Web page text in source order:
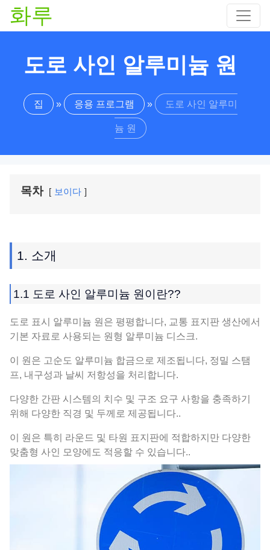
화루
도로 사인 알루미늄 원
집 » 응용 프로그램 » 도로 사인 알루미
늄 원
목차 보이다
1. 소개
1.1 도로 사인 알루미늄 원이란??
도로 표시 알루미늄 원은 평평합니다, 교통 표지판 생산에서
기본 자료로 사용되는 원형 알루미늄 디스크.
이 원은 고순도 알루미늄 합금으로 제조됩니다, 정밀 스탬
프, 내구성과 날씨 저항성을 처리합니다.
다양한 간판 시스템의 치수 및 구조 요구 사항을 충족하기
위해 다양한 직경 및 두께로 제공됩니다..
이 원은 특히 라운드 및 타원 표지판에 적합하지만 다양한
맞춤형 사인 모양에도 적응할 수 있습니다..